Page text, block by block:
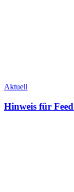
Aktuell
Hinweis für